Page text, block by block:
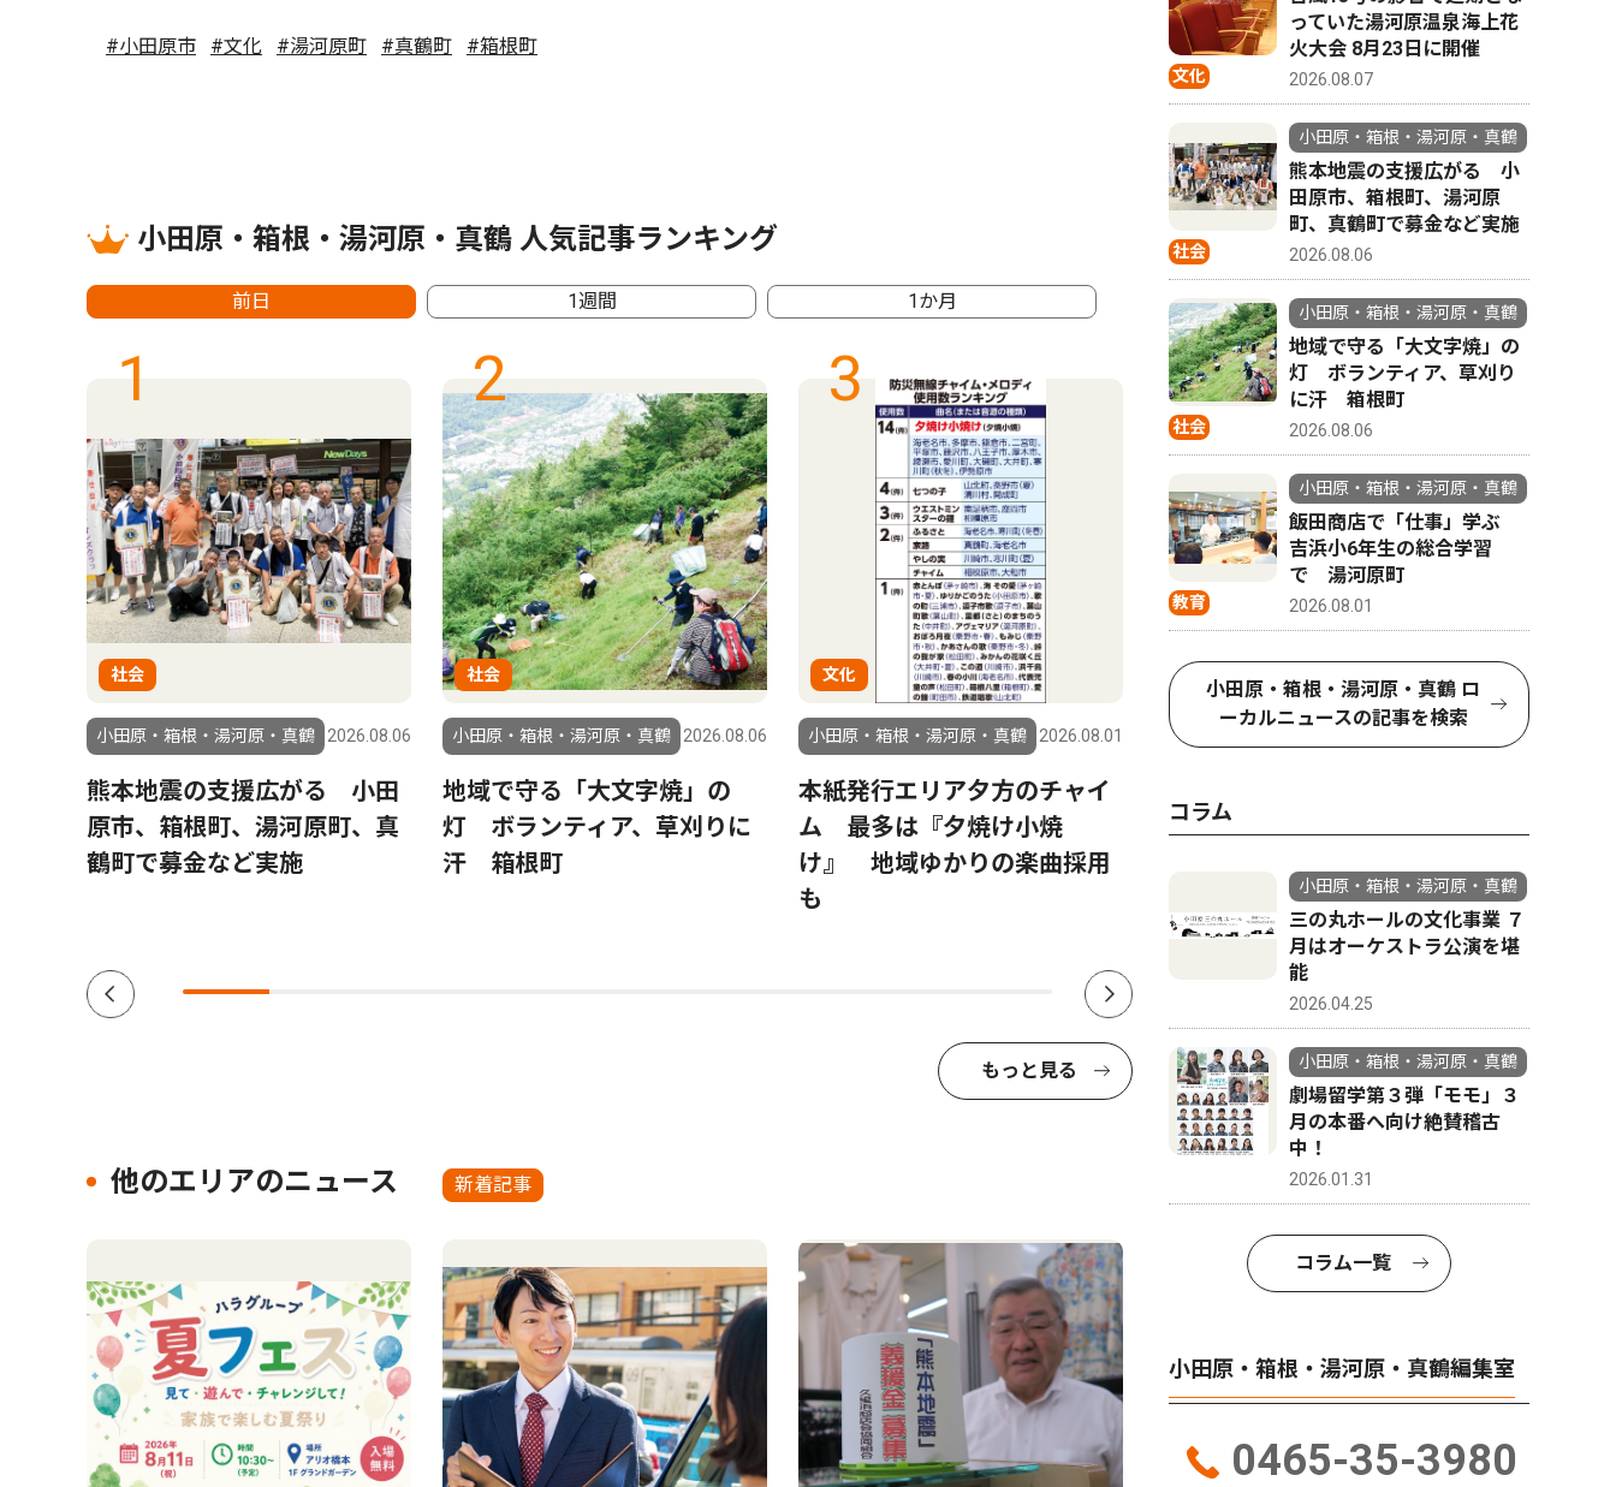
#小田原市 #文化 #湯河原町 #真鶴町 #箱根町
小田原・箱根・湯河原・真鶴 人気記事ランキング
前日 1週間 1か月
1
社会
小田原・箱根・湯河原・真鶴 2026.08.06
熊本地震の支援広がる 小田
原市、箱根町、湯河原町、真
鶴町で募金など実施
2
社会
小田原・箱根・湯河原・真鶴 2026.08.06
地域で守る「大文字焼」の
灯 ボランティア、草刈りに
汗 箱根町
3
文化
小田原・箱根・湯河原・真鶴 2026.08.01
本紙発行エリア夕方のチャイ
ム 最多は『夕焼け小焼
け』 地域ゆかりの楽曲採用
も
4
トップニュース
小田原・箱根・湯河原・真鶴
校へ 2031年度から順次再編
小田原・箱
トイレ
もっと見る
他のエリアのニュース 新着記事
文化
っていた湯河原温泉海上花
火大会 8月23日に開催
2026.08.07
社会
小田原・箱根・湯河原・真鶴
熊本地震の支援広がる 小
田原市、箱根町、湯河原
町、真鶴町で募金など実施
2026.08.06
社会
小田原・箱根・湯河原・真鶴
地域で守る「大文字焼」の
灯 ボランティア、草刈り
に汗 箱根町
2026.08.06
教育
小田原・箱根・湯河原・真鶴
飯田商店で「仕事」学ぶ
吉浜小6年生の総合学習
で 湯河原町
2026.08.01
小田原・箱根・湯河原・真鶴 ロ
ーカルニュースの記事を検索
コラム
小田原・箱根・湯河原・真鶴
三の丸ホールの文化事業 ７
月はオーケストラ公演を堪
能
2026.04.25
小田原・箱根・湯河原・真鶴
劇場留学第３弾「モモ」３
月の本番へ向け絶賛稽古
中！
2026.01.31
コラム一覧
小田原・箱根・湯河原・真鶴編集室
0465-35-3980